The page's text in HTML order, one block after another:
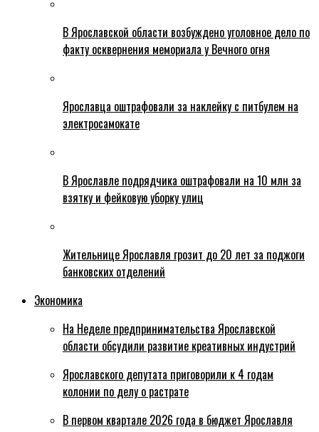
В Ярославской области возбуждено уголовное дело по
факту осквернения мемориала у Вечного огня
Ярославца оштрафовали за наклейку с питбулем на
электросамокате
В Ярославле подрядчика оштрафовали на 10 млн за
взятку и фейковую уборку улиц
Жительнице Ярославля грозит до 20 лет за поджоги
банковских отделений
Экономика
На Неделе предпринимательства Ярославской
области обсудили развитие креативных индустрий
Ярославского депутата приговорили к 4 годам
колонии по делу о растрате
В первом квартале 2026 года в бюджет Ярославля